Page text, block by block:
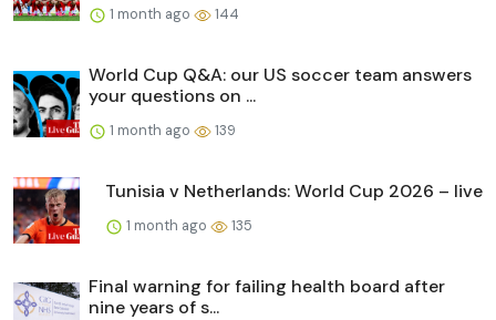
1 month ago 144
World Cup Q&A: our US soccer team answers
your questions on ...
1 month ago 139
Tunisia v Netherlands: World Cup 2026 – live
1 month ago 135
Final warning for failing health board after
nine years of s...